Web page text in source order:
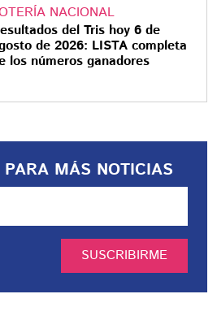
NACIONAL
del Tris hoy 6 de
de 2026: LISTA completa
los números ganadores
PARA MÁS NOTICIAS
SUSCRIBIRME